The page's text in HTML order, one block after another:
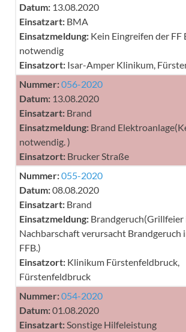
Datum: 13.08.2020
Einsatzart: BMA
Einsatzmeldung: Kein Eingreifen der FF
notwendig
Einsatzort: Isar-Amper Klinikum,
Nummer:056-2020
Datum: 13.08.2020
Einsatzart: Brand
Einsatzmeldung: Brand
notwendig. )
Einsatzort: Brucker Straße
Nummer:055-2020
Datum:08.08.2020
Einsatzart: Brand
Einsatzmeldung: Brandgeruch(Grillfeier
Nachbarschaft verursacht Brandgeruch
FFB.)
Einsatzort: Klinikum Fürstenfeldbruck,
Fürstenfeldbruck
Nummer:054-2020
Datum:01.08.2020
Einsatzart: Sonstige Hilfeleistung